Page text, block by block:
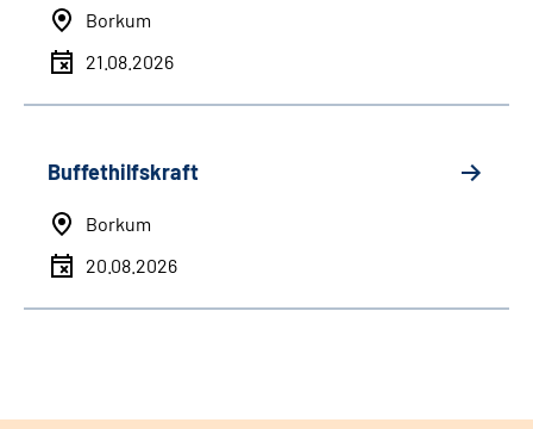
Borkum
21.08.2026
Buffethilfskraft
Borkum
20.08.2026